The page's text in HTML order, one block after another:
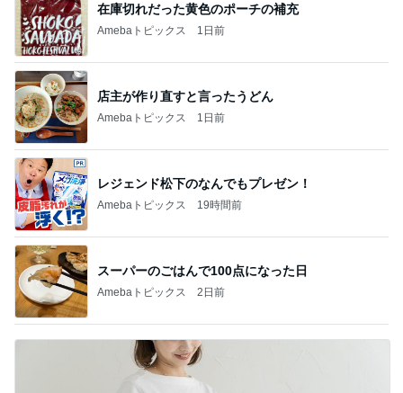
在庫切れだった黄色のポーチの補充
Amebaトピックス 1日前
店主が作り直すと言ったうどん
Amebaトピックス 1日前
レジェンド松下のなんでもプレゼン！
Amebaトピックス 19時間前
スーパーのごはんで100点になった日
Amebaトピックス 2日前